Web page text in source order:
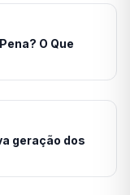
O Que
geração dos